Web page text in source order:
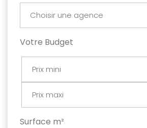
Votre Budget
Surface m²